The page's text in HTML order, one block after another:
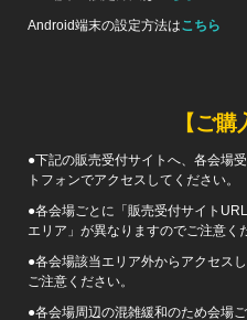
Android端末の設定方法はこちら
【ご購
●下記の販売受付サイトへ、各会場
トフォンでアクセスしてください。
●各会場ごとに「販売受付サイト
エリア」が異なりますのでご注意く
●各会場該当エリア外からアクセス
ご注意ください。
●各会場周辺の混雑緩和のため会場